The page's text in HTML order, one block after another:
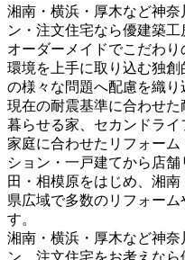
湘南・横浜・厚木など神
ン・注文住宅なら優建築工
オーダーメイドでこだわ
環境を上手に取り込む独
の様々な問題へ配慮を織り
現在の耐震基準に合わせた
暮らせる家、セカンドラ
家庭に合わせたリフォー
ション・一戸建てから店舗
田・相模原をはじめ、湘
県広域で多数のリフォー
す。
湘南・横浜・厚木など神